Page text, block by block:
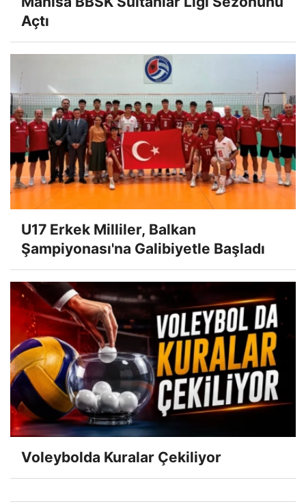
Açtı
U17 Erkek Milliler, Balkan
Şampiyonası'na Galibiyetle Başladı
Voleybolda Kuralar Çekiliyor